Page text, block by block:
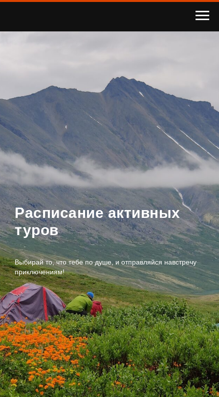
Расписание активных
туров
Выбирай то, что тебе по душе, и отправляйся навстречу
приключениям!